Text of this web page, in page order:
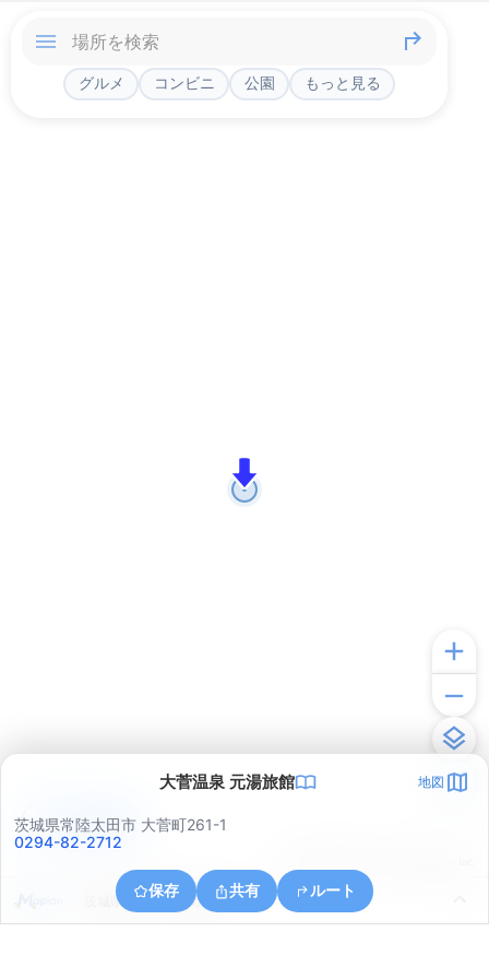
グルメ コンビニ 公園 もっと見る
大菅温泉 元湯旅館 地図
茨城県常陸太田市 大菅町261-1
0294-82-2712
保存 共有 ルート
茨城県日立市十王町黒坂
アプリで見る